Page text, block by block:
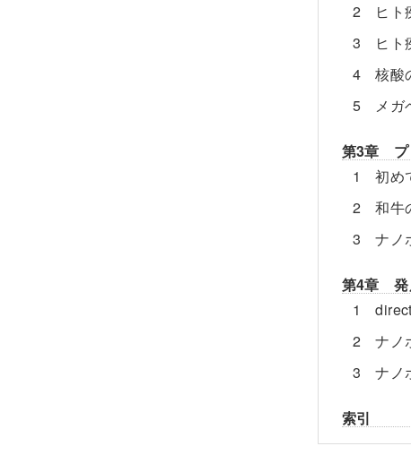
2 ヒト
3 ヒト
4 核酸
5 メガ
第3章 プ
1 初め
2 和牛
3 ナノ
第4章 発
1 direct
2 ナノ
3 ナノ
索引